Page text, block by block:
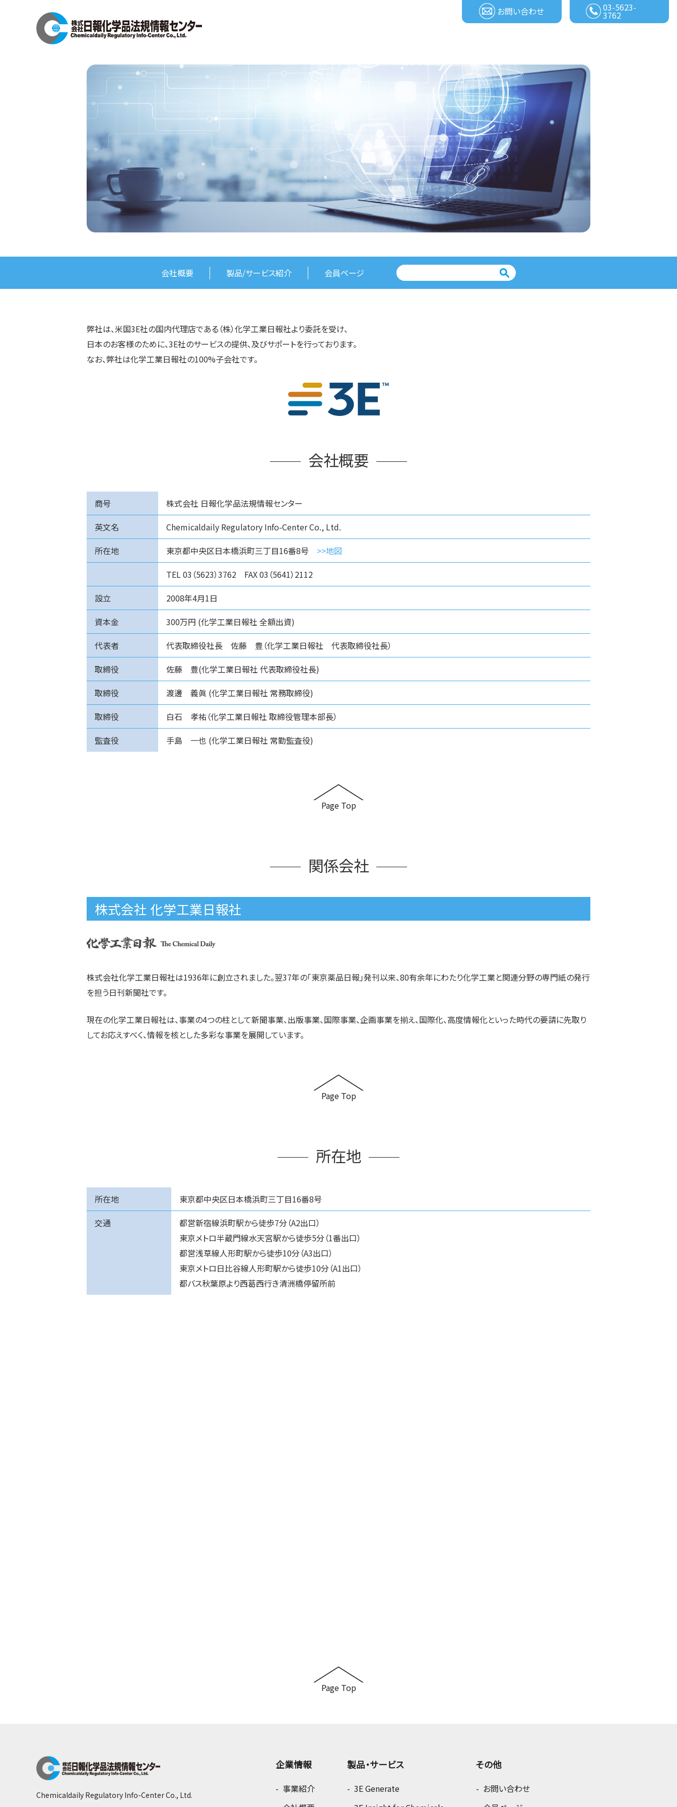
お問い合わせ 03-5623-
3762
会社概要 製品/サービス紹介 会員ページ
弊社は、米国3E社の国内代理店である（株）化学工業日報社より委託を受け、
日本のお客様のために、3E社のサービスの提供、及びサポートを行っております。
なお、弊社は化学工業日報社の100%子会社です。
会社概要
商号
株式会社 日報化学品法規情報センター
英文名
Chemicaldaily Regulatory Info-Center Co., Ltd.
所在地
東京都中央区日本橋浜町三丁目16番8号 >>地図
TEL 03（5623）3762 FAX 03（5641）2112
設立
2008年4月1日
資本金
300万円 (化学工業日報社 全額出資)
代表者
代表取締役社長 佐藤 豊（化学工業日報社 代表取締役社長）
取締役
佐藤 豊(化学工業日報社 代表取締役社長)
取締役
渡邊 義眞 (化学工業日報社 常務取締役)
取締役
白石 孝祐（化学工業日報社 取締役管理本部長）
監査役
手島 一也 (化学工業日報社 常勤監査役)
Page Top
関係会社
株式会社 化学工業日報社
株式会社化学工業日報社は1936年に創立されました。翌37年の「東京薬品日報」発刊以来、80有余年にわたり化学工業と関連分野の専門紙の発行
を担う日刊新聞社です。
現在の化学工業日報社は、事業の4つの柱として新聞事業、出版事業、国際事業、企画事業を揃え、国際化、高度情報化といった時代の要請に先取り
してお応えすべく、情報を核とした多彩な事業を展開しています。
Page Top
所在地
所在地
東京都中央区日本橋浜町三丁目16番8号
交通
都営新宿線浜町駅から徒歩7分（A2出口）
東京メトロ半蔵門線水天宮駅から徒歩5分（1番出口）
都営浅草線人形町駅から徒歩10分（A3出口）
東京メトロ日比谷線人形町駅から徒歩10分（A1出口）
都バス秋葉原より西葛西行き清洲橋停留所前
Page Top
企業情報
事業紹介
製品・サービス
3E Generate
その他
お問い合わせ
Chemicaldaily Regulatory Info-Center Co., Ltd.